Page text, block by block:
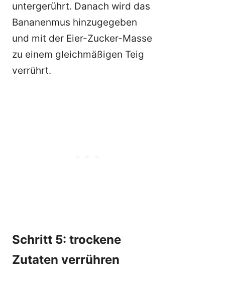
untergerührt. Danach wird das
Bananenmus hinzugegeben
und mit der Eier-Zucker-Masse
zu einem gleichmäßigen Teig
verrührt.
Schritt 5: trockene
Zutaten verrühren